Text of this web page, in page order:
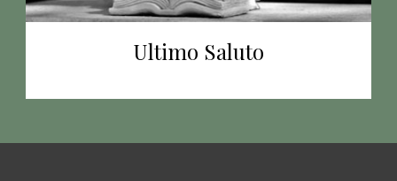
Ultimo Saluto